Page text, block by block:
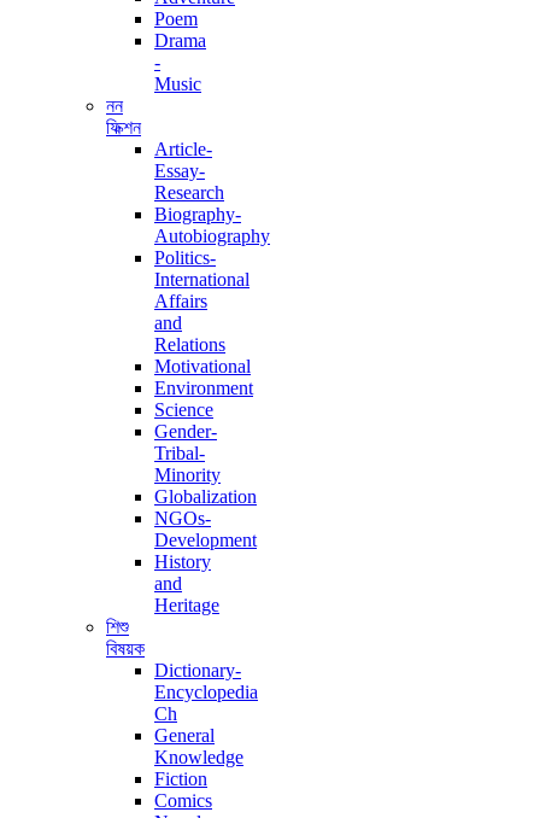
Poem
Drama
-
Music
নন
ফিক্শন
Article-
Essay-
Research
Biography-
Autobiography
Politics-
International
Affairs
and
Relations
Motivational
Environment
Science
Gender-
Tribal-
Minority
Globalization
NGOs-
Development
History
and
Heritage
শিশু
বিষয়ক
Dictionary-
Encyclopedia
Ch
General
Knowledge
Fiction
Comics